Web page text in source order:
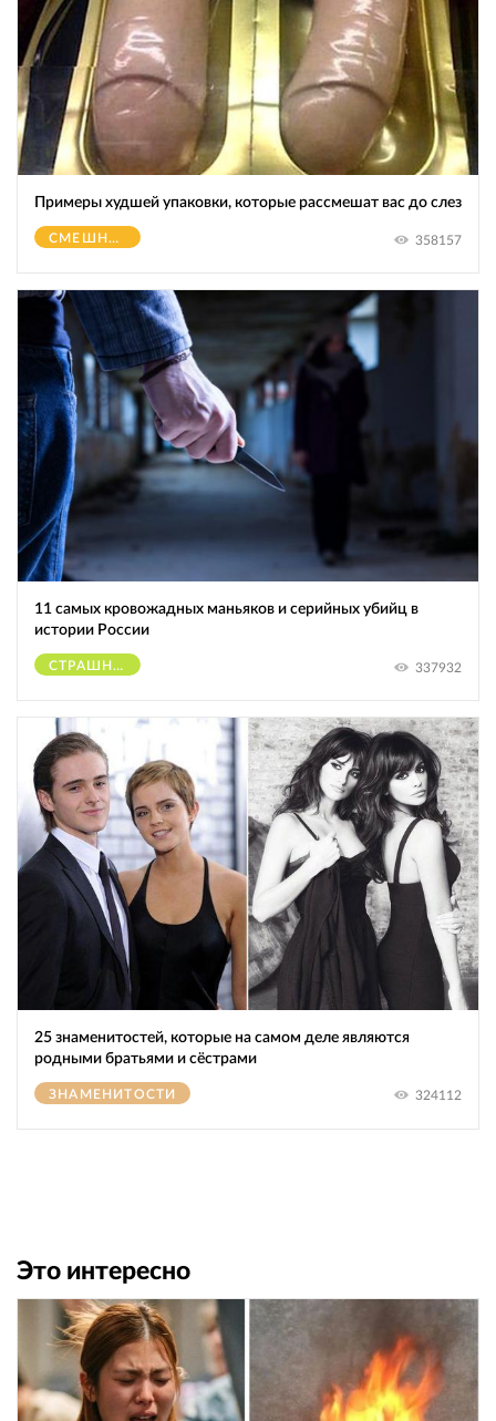
Примеры худшей упаковки, которые рассмешат вас до слез
СМЕШНОЕ 358157
11 самых кровожадных маньяков и серийных убийц в
истории России
СТРАШНОЕ 337932
25 знаменитостей, которые на самом деле являются
родными братьями и сёстрами
ЗНАМЕНИТОСТИ 324112
Это интересно